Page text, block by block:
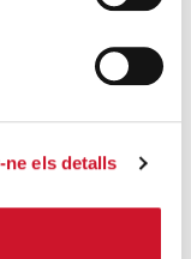
ne els detalls
per
a la